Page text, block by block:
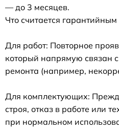
— до 3 месяцев.
Что считается
Для работ: Повторное
который напрямую связан
ремонта (например,
Для комплектующих:
строя, отказ в работе или
при нормальном